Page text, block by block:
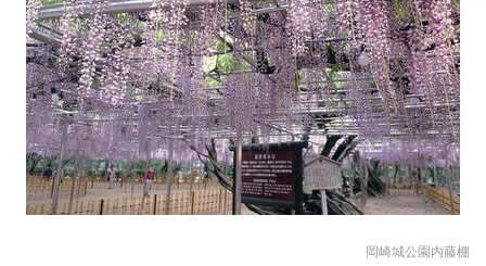
岡崎城公園内藤棚